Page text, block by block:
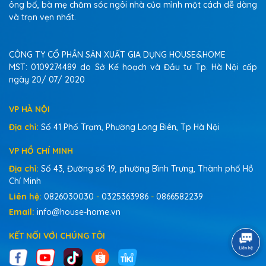
Chứng minh:
An toàn tuyệt đối cho sức khỏe
Đặc điểm: Không chứa hóa chất nguy hại.
Ưu điểm:Đạt chứng nhận CE, REACH, CPSIA, Prop
Lợi ích:
Chứng minh:Được kiểm nghiệm theo tiêu chuẩn
Đặc điểm:
gạch.
Ưu điểm:Không ảnh hưởng đến thiết kế nội thất.
Chứng minh: So sánh với thảm/dán chống trượt,
Clara vượt trội về thẩm mỹ.
ông bố, bà mẹ chăm sóc ngôi nhà của mình một cách dễ dàng
và trọn vẹn nhất.
CÔNG TY CỔ PHẦN SẢN XUẤT GIA DỤNG HOUSE&HOME
MST: 0109274489 do Sở Kế hoạch và Đầu tư Tp. Hà Nội cấp
ngày 20/ 07/ 2020
VP HÀ NỘI
Địa chỉ: Số 41 Phố Trạm, Phường Long Biên, Tp Hà Nội
VP HỒ CHÍ MINH
Địa chỉ: Số 43, Đường số 19, phường Bình Trưng, Thành phố Hồ
Chí Minh
Liên hệ: 0826030030 - 0325363986 - 0866582239
Email: info@house-home.vn
KẾT NỐI VỚI CHÚNG TÔI